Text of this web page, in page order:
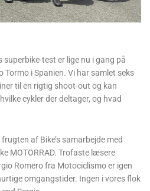
test er lige nu i gang på
Tormo i Spanien. Vi har samlet seks
til en rigtig shoot-out og kan
cykler der deltager, og hvad
af ​​Bike’s samarbejde med
MOTORRAD. Trofaste læsere
Romero fra Motociclismo er igen
omgangstider. Ingen i vores flok